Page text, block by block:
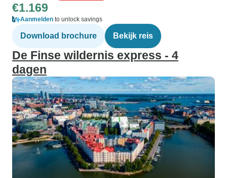
€1.169
Aanmelden to unlock savings
Download brochure Bekijk reis
De Finse wildernis express - 4
dagen